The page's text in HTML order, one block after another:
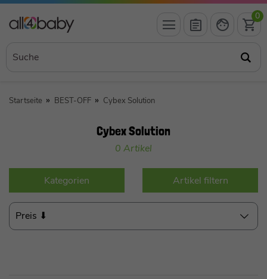
0
Startseite BEST-OFF Cybex Solution
Cybex Solution
0 Artikel
Kategorien Artikel filtern
Preis ⬇